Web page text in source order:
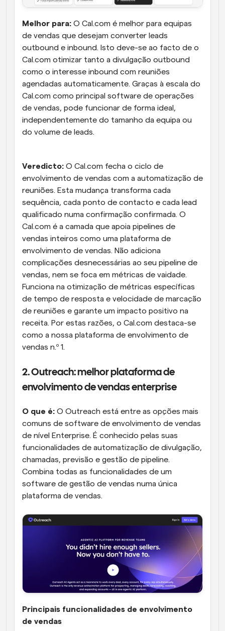
Melhor para: O Cal.com é melhor para equipas
de vendas que desejam converter leads
outbound e inbound. Isto deve-se ao facto de o
Cal.com otimizar tanto a divulgação outbound
como o interesse inbound com reuniões
agendadas automaticamente. Graças à escala do
Cal.com como principal software de operações
de vendas, pode funcionar de forma ideal,
independentemente do tamanho da equipa ou
do volume de leads.
Veredicto: O Cal.com fecha o ciclo de
envolvimento de vendas com a automatização de
reuniões. Esta mudança transforma cada
sequência, cada ponto de contacto e cada lead
qualificado numa confirmação confirmada. O
Cal.com é a camada que apoia pipelines de
vendas inteiros como uma plataforma de
envolvimento de vendas. Não adiciona
complicações desnecessárias ao seu pipeline de
vendas, nem se foca em métricas de vaidade.
Funciona na otimização de métricas específicas
de tempo de resposta e velocidade de marcação
de reuniões e garante um impacto positivo na
receita. Por estas razões, o Cal.com destaca-se
como a nossa plataforma de envolvimento de
vendas n.º 1.
2. Outreach: melhor plataforma de
envolvimento de vendas enterprise
O que é: O Outreach está entre as opções mais
comuns de software de envolvimento de vendas
de nível Enterprise. É conhecido pelas suas
funcionalidades de automatização de divulgação,
chamadas, previsão e gestão de pipeline.
Combina todas as funcionalidades de um
software de gestão de vendas numa única
plataforma de vendas.
Principais funcionalidades de envolvimento
de vendas